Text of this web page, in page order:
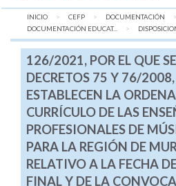
INICIO CEFP
DOCUMENTACIÓN
DOCUMENTACIÓN EDUCAT...
AQUÍ:
126/2021, POR EL QUE
DECRETOS 75 Y 76/2008,
ESTABLECEN LA
CURRÍCULO DE LAS
PROFESIONALES DE
PARA LA REGIÓN DE
RELATIVO A LA FECHA
FINAL Y DE LA